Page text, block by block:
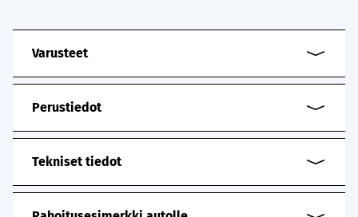
Varusteet
Perustiedot
Tekniset tiedot